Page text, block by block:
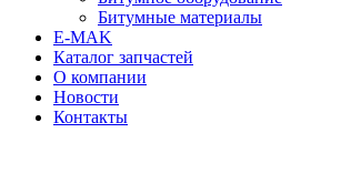
Битумные материалы
E-MAK
Каталог запчастей
О компании
Новости
Контакты